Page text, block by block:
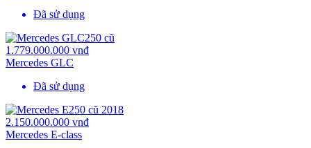
Đã sử dụng
1.779.000.000 vnđ
Mercedes GLC
Đã sử dụng
2.150.000.000 vnđ
Mercedes E-class